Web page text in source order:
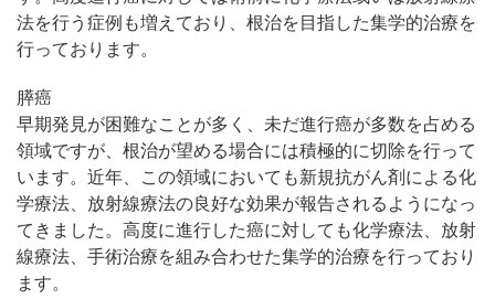
法を行う症例も増えており、根治を目指した集学的治療を
行っております。
膵癌
早期発見が困難なことが多く、未だ進行癌が多数を占める
領域ですが、根治が望める場合には積極的に切除を行って
います。近年、この領域においても新規抗がん剤による化
学療法、放射線療法の良好な効果が報告されるようになっ
てきました。高度に進行した癌に対しても化学療法、放射
線療法、手術治療を組み合わせた集学的治療を行っており
ます。